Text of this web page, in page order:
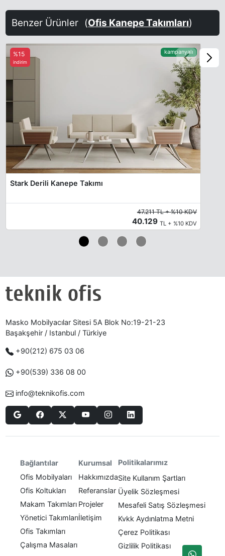
Benzer Ürünler (Ofis Kanepe Takımları)
Stark Derili Kanepe Takımı
%15
indirim
47.211 TL + %10 KDV
40.129 TL + %10 KDV
kampanyalı
Masko Mobilyacılar Sitesi 5A Blok No:19-21-23
Başakşehir / Istanbul / Türkiye
+90(212) 675 03 06
+90(539) 336 08 00
info@teknikofis.com
Bağlantılar
Ofis Mobilyaları
Ofis Koltukları
Makam Takımları
Yönetici Takımları
Ofis Takımları
Çalışma Masaları
Kurumsal
Hakkımızda
Referanslar
Projeler
İletişim
Politikalarımız
Site Kullanım Şartları
Üyelik Sözleşmesi
Mesafeli Satış Sözleşmesi
Kvkk Aydınlatma Metni
Çerez Politikası
Gizlilik Politikası